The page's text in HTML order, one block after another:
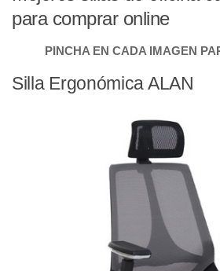
para comprar online
PINCHA EN CADA IMAGEN
Silla Ergonómica ALAN